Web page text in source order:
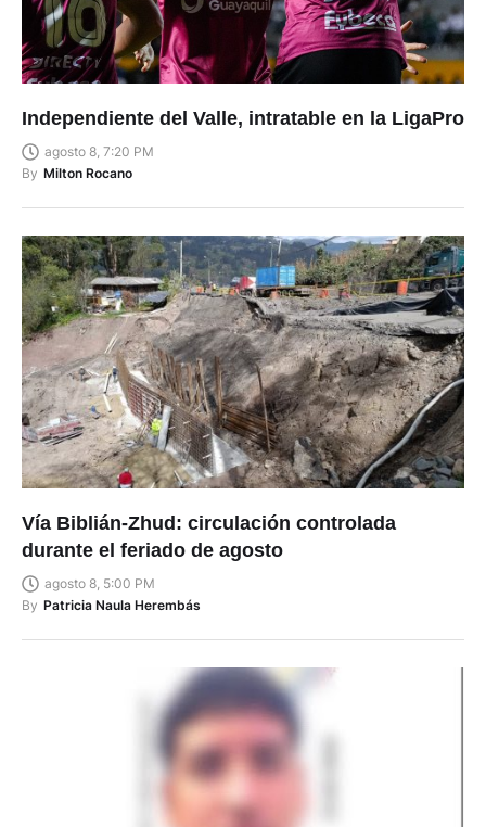
Independiente del Valle, intratable en la LigaPro
agosto 8, 7:20 PM
By Milton Rocano
Vía Biblián-Zhud: circulación controlada
durante el feriado de agosto
agosto 8, 5:00 PM
By Patricia Naula Herembás